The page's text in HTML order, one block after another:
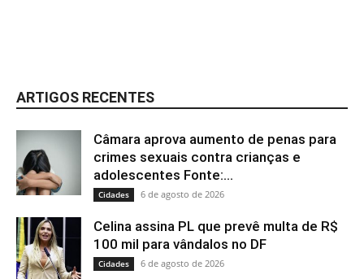
ARTIGOS RECENTES
Câmara aprova aumento de penas para
crimes sexuais contra crianças e
adolescentes Fonte:...
Cidades 6 de agosto de 2026
Celina assina PL que prevê multa de R$
100 mil para vândalos no DF
Cidades 6 de agosto de 2026